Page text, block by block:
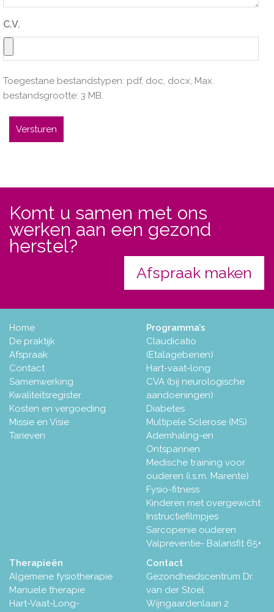
C.V.
Toegestane bestandstypen: pdf, doc, docx, Max.
bestandsgrootte: 3 MB.
Komt u samen met ons
werken aan een gezond
herstel?
Afspraak maken
Home
De praktijk
Afspraak
Contact
Samenwerking
Kwaliteitsregister
Kosten en vergoeding
Missie en Visie
Tarieven
Programma’s
Claudicatio
(Etalagebenen)
Hart-vaat-long
CVA (bij neurologische
aandoeningen)
Diabetes
Multipele Sclerose (MS)
Ademhaling-en
Ontspannen
Medische training voor
ouderen (i.s.m. Marente)
Fysio-fitness
Kinderen met overgewicht
Instructiefilmpjes
Sarcopenie ouderen
Valpreventie- Balansfit 65+
Therapieën
Algemene fysiotherapie
Manuele therapie
Hart-Vaat-Long-
Contact
Gezondheidscentrum Dr.
van der Stoel
Wijngaardenlaan 2